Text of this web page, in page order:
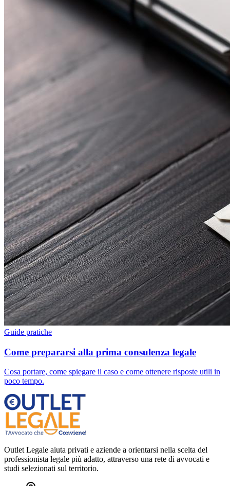
Guide pratiche
Come prepararsi alla prima consulenza legale
Cosa portare, come spiegare il caso e come ottenere risposte utili in
poco tempo.
Outlet Legale aiuta privati e aziende a orientarsi nella scelta del
professionista legale più adatto, attraverso una rete di avvocati e
studi selezionati sul territorio.